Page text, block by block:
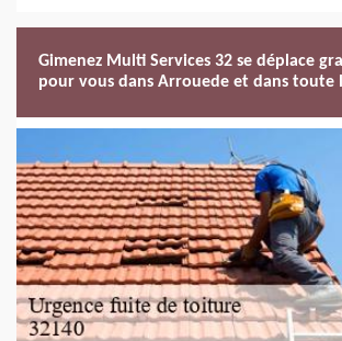
Gimenez Multi Services 32 se déplace
pour vous dans Arrouede et dans toute